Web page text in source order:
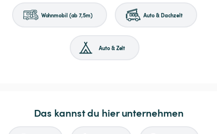
Wohnmobil (ab 7,5m) Auto & Dachzelt
Auto & Zelt
Das kannst du hier unternehmen